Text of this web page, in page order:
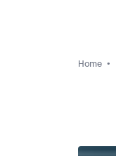
Home